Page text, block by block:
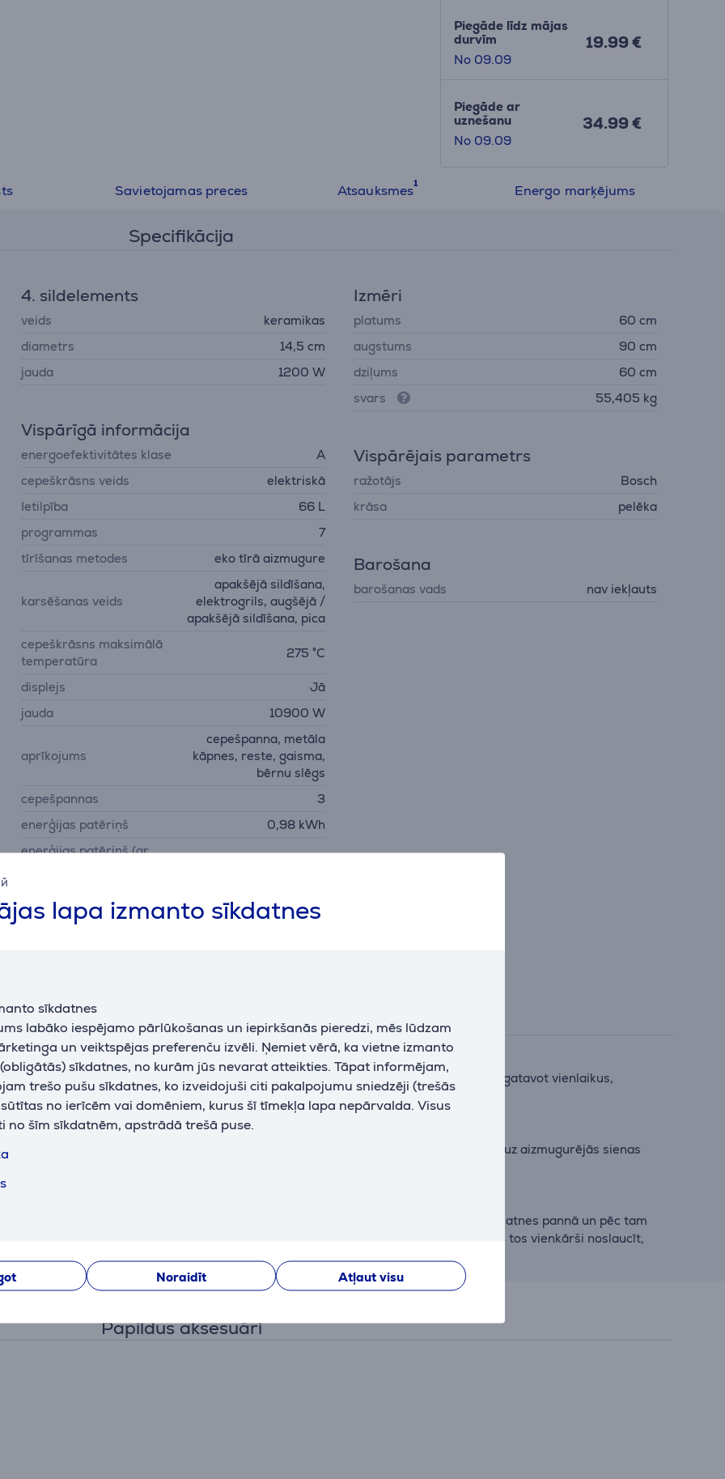
lapa izmanto sīkdatnes
sīkdatnes
labāko iespējamo pārlūkošanas un iepirkšanās pieredzi, mēs lūdzam
un veiktspējas preferenču izvēli. Ņemiet vērā, ka vietne izmanto
sīkdatnes, no kurām jūs nevarat atteikties. Tāpat informējam,
trešo pušu sīkdatnes, ko izveidojuši citi pakalpojumu sniedzēji (trešās
sūtītas no ierīcēm vai domēniem, kurus šī tīmekļa lapa nepārvalda. Visus
no šīm sīkdatnēm, apstrādā trešā puse.
Noraidīt Atļaut visu
Piegāde līdz mājas
durvīm
No 09.09
19.99 €
Piegāde ar
uznešanu
No 09.09
34.99 €
Savietojamas preces Atsauksmes Energo marķējums
Specifikācija
4. sildelements
veids
keramikas
diametrs
14,5 cm
jauda
1200 W
Vispārīgā informācija
energoefektivitātes klase
A
cepeškrāsns veids
elektriskā
Ietilpība
66 L
programmas
7
tīrīšanas metodes
eko tīrā aizmugure
karsēšanas veids
apakšējā sildīšana,
elektrogrils, augšējā /
apakšējā sildīšana, pica
cepeškrāsns maksimālā
temperatūra
275 °C
displejs
Jā
jauda
10900 W
aprīkojums
cepešpanna, metāla
kāpnes, reste, gaisma,
bērnu slēgs
cepešpannas
3
enerģijas patēriņš
0,98 kWh
enerģijas patēriņš (ar
Izmēri
platums
60 cm
augstums
90 cm
dziļums
60 cm
svars
55,405 kg
Vispārējais parametrs
ražotājs
Bosch
krāsa
pelēka
Barošana
barošanas vads nav iekļauts
Apraksts
ļaujot vienlaikus gatavot līdz pat trīs līmeņos. Saldos un sāļos ēdienus var pagatavot vienlaikus,
atvieglo cepeškrāsns tīrīšanu. Īpašs mikrosmalku keramikas lodīšu pārklājums uz aizmugurējās sienas
laikā – visu ierīces kalpošanas laiku. Ietaupa jūsu laiku un enerģiju.
Vienkārši ielejiet apmēram 400 ml ūdens un pilienu mazgāšanas līdzekļa pamatnes pannā un pēc tam
Videi draudzīgā tīrīšanas sistēma mīkstina apceptos atlikumus, lai jūs varētu tos vienkārši noslaucīt,
Papildus aksesuāri